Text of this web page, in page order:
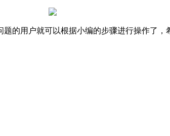
的用户就可以根据小编的步骤进行操作了，